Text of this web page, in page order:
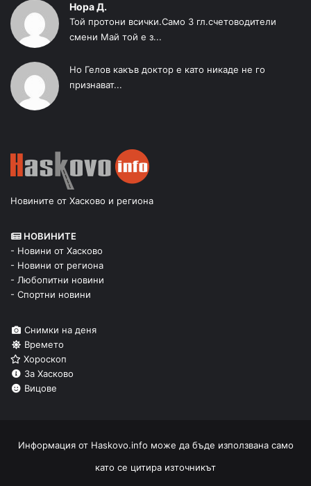
Нора Д.
Той протони всички.Само 3 гл.счетоводители
смени Май той е з...
Но Гелов какъв доктор е като никаде не го
признават...
Новините от Хасково и региона
НОВИНИТЕ
- Новини от Хасково
- Новини от региона
- Любопитни новини
- Спортни новини
Снимки на деня
Времето
Хороскоп
За Хасково
Вицове
Информация от Haskovo.info може да бъде използвана само
като се цитира източникът